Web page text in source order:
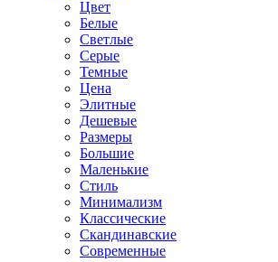
Цвет
Белые
Светлые
Серые
Темные
Цена
Элитные
Дешевые
Размеры
Большие
Маленькие
Стиль
Минимализм
Классические
Скандинавские
Современные